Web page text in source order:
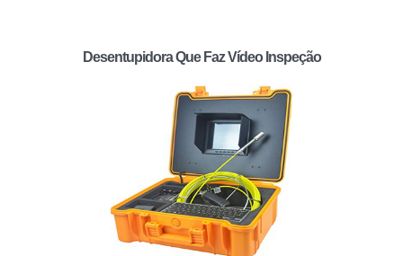
Desentupidora Que Faz Vídeo Inspeção